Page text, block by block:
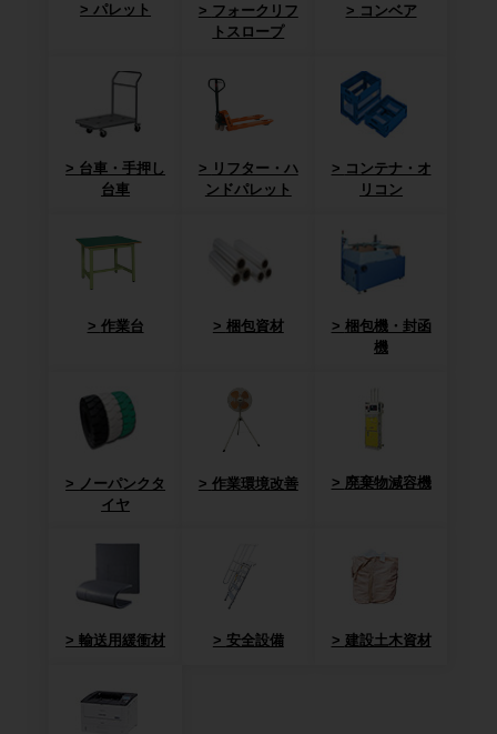
パレット
フォークリフ
トスロープ
コンベア
台車・手押し
台車
リフター・ハ
ンドパレット
コンテナ・オ
リコン
作業台 梱包資材
梱包機・封函
機
ノーパンクタ
イヤ
作業環境改善 廃棄物減容機
輸送用緩衝材 安全設備 建設土木資材